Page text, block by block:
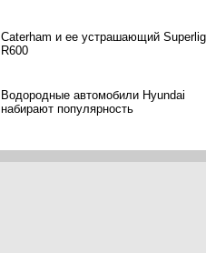
Caterham и ее устрашающий
R600
Водородные автомобили Hyundai
набирают популярность